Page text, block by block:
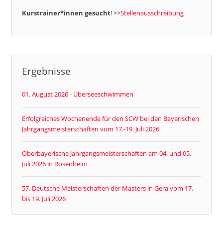
Kurstrainer*innen gesucht! >>Stellenausschreibung
Ergebnisse
01. August 2026 - Überseeschwimmen
Erfolgreiches Wochenende für den SCW bei den Bayerischen
Jahrgangsmeisterschaften vom 17.-19. Juli 2026
Oberbayerische Jahrgangsmeisterschaften am 04. und 05.
Juli 2026 in Rosenheim
57. Deutsche Meisterschaften der Masters in Gera vom 17.
bis 19. Juli 2026